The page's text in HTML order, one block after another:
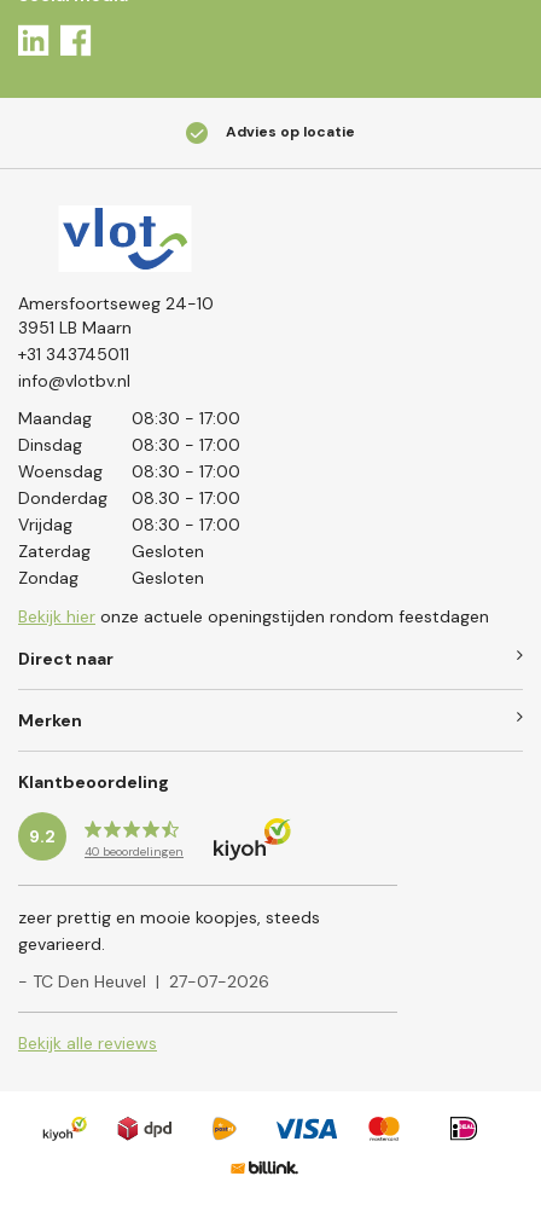
Advies op locatie
Amersfoortseweg 24-10
3951 LB Maarn
+31 343745011
info@vlotbv.nl
Maandag
08:30 - 17:00
Dinsdag
08:30 - 17:00
Woensdag
08:30 - 17:00
Donderdag
08.30 - 17:00
Vrijdag
08:30 - 17:00
Zaterdag
Gesloten
Zondag
Gesloten
Bekijk hier onze actuele openingstijden rondom feestdagen
Direct naar
Merken
Klantbeoordeling
9.2
40 beoordelingen
zeer prettig en mooie koopjes, steeds
gevarieerd.
- TC Den Heuvel | 27-07-2026
Bekijk alle reviews